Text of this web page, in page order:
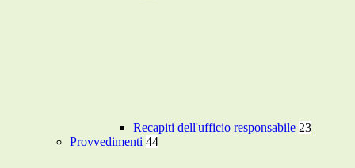
Recapiti dell'ufficio responsabile 23
Provvedimenti 44